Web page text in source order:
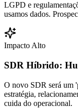
LGPD e
usamos dados.
Impacto Alto
SDR Híbrido:
O novo SDR será um
estratégia,
cuida do operacional.